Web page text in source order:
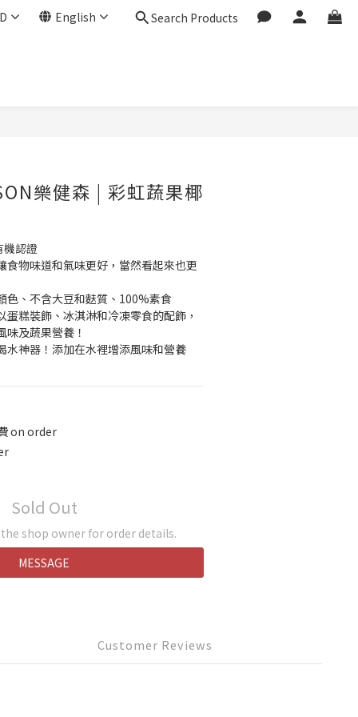
English Search Products
樂健森 | 彩虹蔬果椰
認證
物味道和氣味更好，當然看起來也更
、不含大豆和麩質、100%素食
糕裝飾、冰淇淋和冷凍零食的配飾，
及蔬果營養！
神器！添加在水裡增添風味和營養
on order
Sold Out
shop owner for order details.
MESSAGE
Customer Reviews